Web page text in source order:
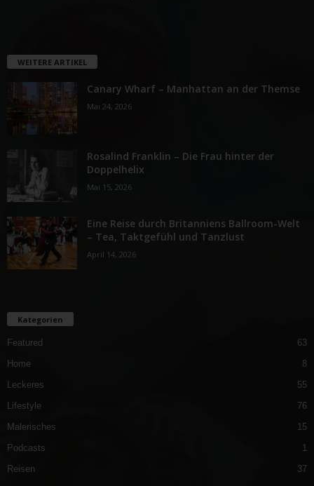
WEITERE ARTIKEL
Canary Wharf – Manhattan an der Themse
Mai 24, 2026
Rosalind Franklin – Die Frau hinter der
Doppelhelix
Mai 15, 2026
Eine Reise durch Britanniens Ballroom-Welt
– Tea, Taktgefühl und Tanzlust
April 14, 2026
Kategorien
Featured
63
Home
8
Leckeres
55
Lifestyle
76
Malerisches
15
Podcasts
1
Reisen
37